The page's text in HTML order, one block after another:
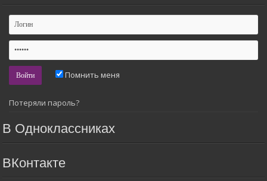
Помнить меня
Потеряли пароль?
В Одноклассниках
ВКонтакте